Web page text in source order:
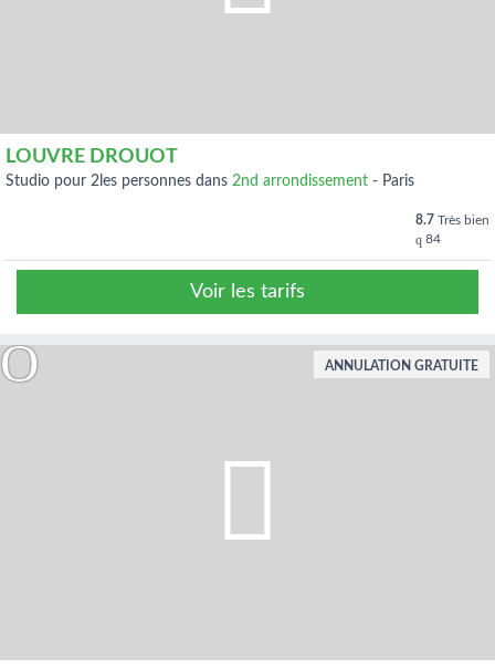
LOUVRE DROUOT
studio pour 2les personnes dans 2nd arrondissement - Paris
8.7 Très bien
84
Voir les tarifs
ANNULATION GRATUITE